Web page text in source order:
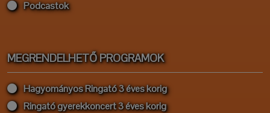
Podcastok
MEGRENDELHETŐ PROGRAMOK
Hagyományos Ringató 3 éves korig
Ringató gyerekkoncert 3 éves korig